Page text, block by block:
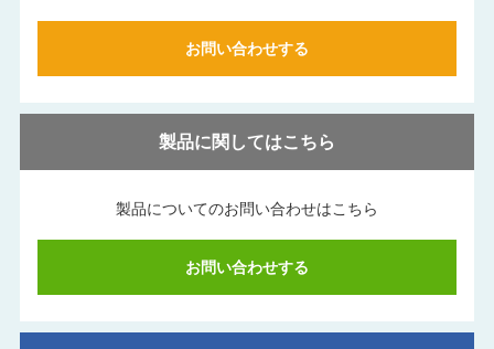
お問い合わせする
製品に関してはこちら
製品についてのお問い合わせはこちら
お問い合わせする